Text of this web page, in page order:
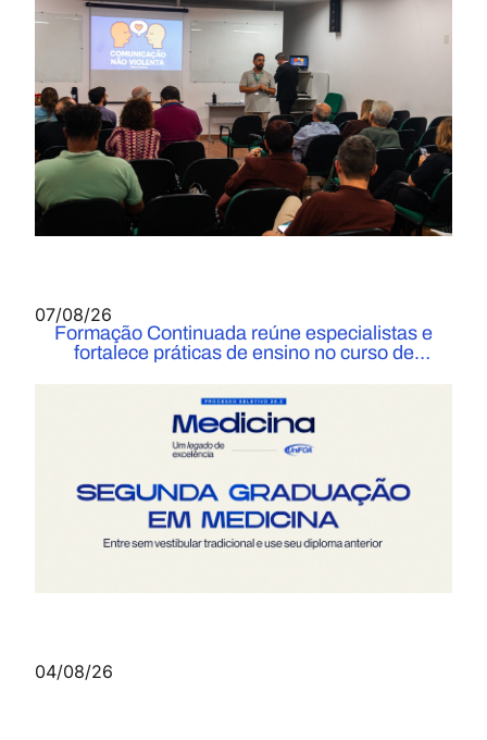
07/08/26
Formação Continuada reúne especialistas e
fortalece práticas de ensino no curso de
04/08/26